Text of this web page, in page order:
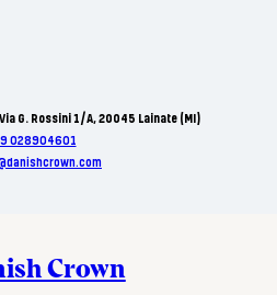
G. Rossini 1/A, 20045 Lainate (MI)
028904601
Crown